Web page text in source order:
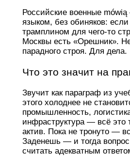
Российские военные
языком, без обиняков:
трамплином для чего-то
Москвы есть «Орешник».
парадного строя. Для дела.
Что это значит на
Звучит как параграф из
этого холоднее не
промышленность,
инфраструктура — всё это
актив. Пока не тронуто —
Заденешь — и тогда
считать адекватным